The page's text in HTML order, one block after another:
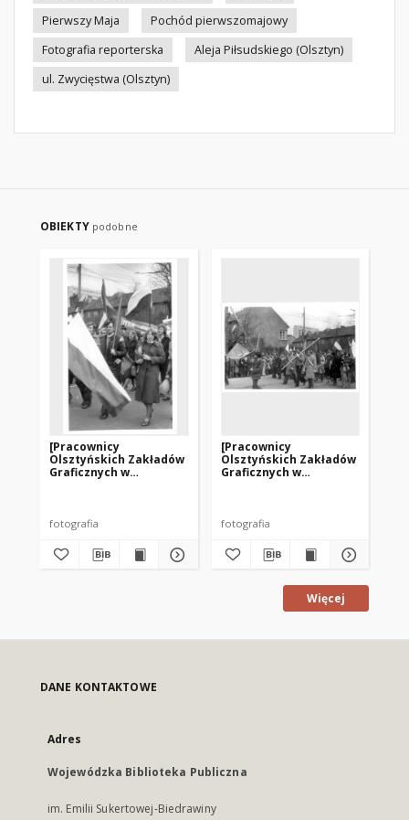
Pierwszy Maja
Pochód pierwszomajowy
Fotografia reporterska
Aleja Piłsudskiego (Olsztyn)
ul. Zwycięstwa (Olsztyn)
OBIEKTY podobne
[Pracownicy
Olsztyńskich Zakładów
Graficznych w
fotografia
[Pracownicy
Olsztyńskich Zakładów
Graficznych w
fotografia
Więcej
DANE KONTAKTOWE
Adres
Wojewódzka Biblioteka Publiczna
im. Emilii Sukertowej-Biedrawiny